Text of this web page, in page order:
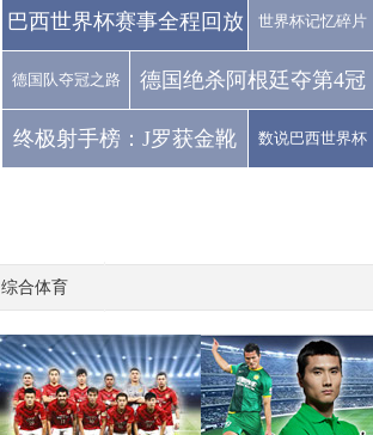
巴西世界杯赛事全程回放 世界杯记忆碎片
德国队夺冠之路 德国绝杀阿根廷夺第4冠
终极射手榜：J罗获金靴 数说巴西世界杯
综合体育